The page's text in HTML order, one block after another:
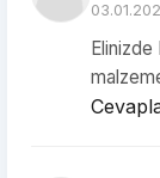
Elinizde